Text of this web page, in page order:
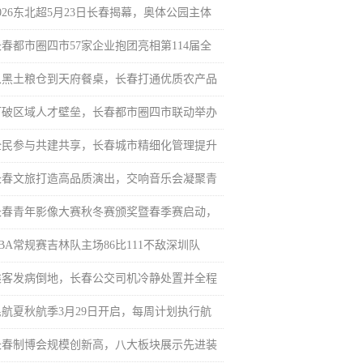
东北超5月23日长春揭幕，奥体公园主体
都市圈四市57家企业抱团亮相第114届全
土粮仓到天府餐桌，长春打通优质农产品
区域人才壁垒，长春都市圈四市联动举办
参与共建共享，长春城市精细化管理提升
文旅打造高品质演出，交响音乐会凝聚青
青年影像大赛秋冬赛颁奖暨春季赛启动，
常规赛吉林队主场86比111不敌深圳队
发病倒地，长春公交司机冷静处置并全程
夏秋航季3月29日开启，每周计划执行航
制博会规模创新高，八大板块展示先进装